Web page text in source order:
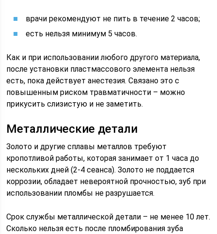
врачи рекомендуют не пить в течение 2 часов;
есть нельзя минимум 5 часов.
Как и при использовании любого другого материала,
после установки пластмассового элемента нельзя
есть, пока действует анестезия. Связано это с
повышенным риском травматичности – можно
прикусить слизистую и не заметить.
Металлические детали
Золото и другие сплавы металлов требуют
кропотливой работы, которая занимает от 1 часа до
нескольких дней (2-4 сеанса). Золото не поддается
коррозии, обладает невероятной прочностью, зуб при
использовании пломбы не разрушается.
Срок службы металлической детали – не менее 10 лет.
Сколько нельзя есть после пломбирования зуба